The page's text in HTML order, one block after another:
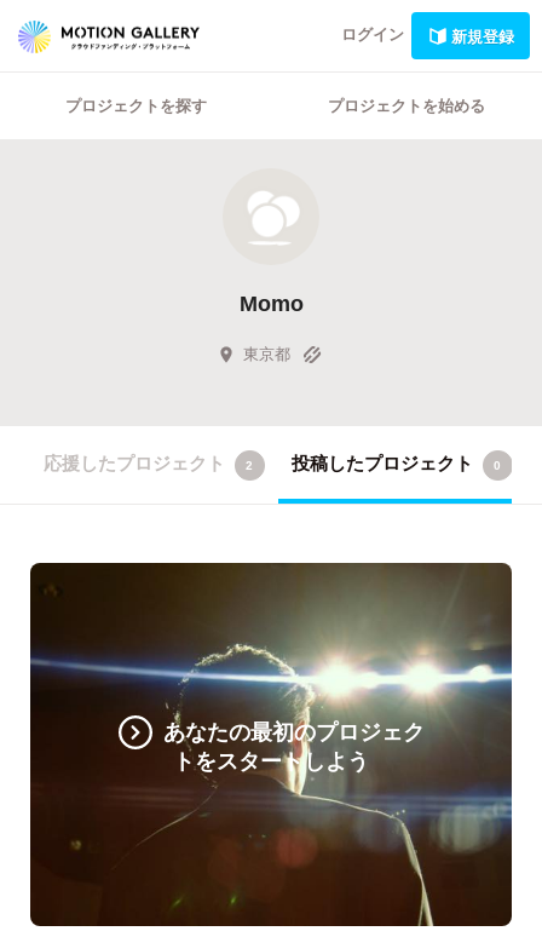
ログイン 新規登録
プロジェクトを探す プロジェクトを始める
Momo
東京都
応援したプロジェクト 2 投稿したプロジェクト 0
あなたの最初のプロジェク
トをスタートしよう